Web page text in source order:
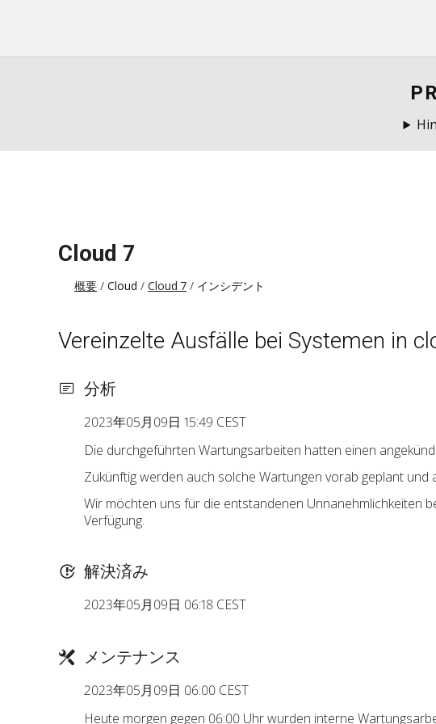
Cloud 7
概要 Cloud Cloud 7 インシデント
Vereinzelte Ausfälle bei Systemen in
分析
2023年05月09日 15:49 CEST
Die durchgeführten Wartungsarbeiten hatten einen
Zukünftig werden auch solche Wartungen vorab geplant und
Wir möchten uns für die entstandenen Unnanehmlichkeiten
Verfügung.
解決済み
2023年05月09日 06:18 CEST
メンテナンス
2023年05月09日 06:00 CEST
Heute morgen gegen 06:00 Uhr wurden interne